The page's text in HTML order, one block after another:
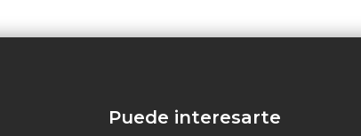
Puede interesarte